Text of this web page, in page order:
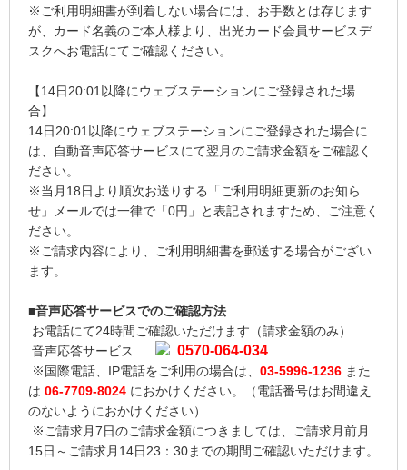
※ご利用明細書が到着しない場合には、お手数とは存じます
が、カード名義のご本人様より、出光カード会員サービスデ
スクへお電話にてご確認ください。
【14日20:01以降にウェブステーションにご登録された場
合】
14日20:01以降にウェブステーションにご登録された場合に
は、自動音声応答サービスにて翌月のご請求金額をご確認く
ださい。
※当月18日より順次お送りする「ご利用明細更新のお知ら
せ」メールでは一律で「0円」と表記されますため、ご注意く
ださい。
※ご請求内容により、ご利用明細書を郵送する場合がござい
ます。
■音声応答サービスでのご確認方法
お電話にて24時間ご確認いただけます（請求金額のみ）
音声応答サービス
0570-064-034
※国際電話、IP電話をご利用の場合は、 03-5996-1236 また
は 06-7709-8024 におかけください。（電話番号はお間違え
のないようにおかけください）
※ご請求月7日のご請求金額につきましては、ご請求月前月
15日～ご請求月14日23：30までの期間ご確認いただけます。